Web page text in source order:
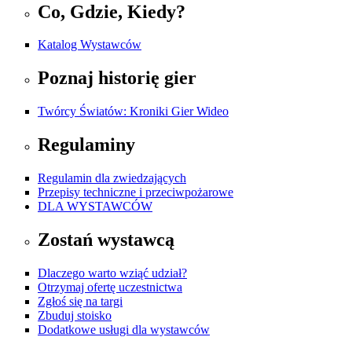
Co, Gdzie, Kiedy?
Katalog Wystawców
Poznaj historię gier
Twórcy Światów: Kroniki Gier Wideo
Regulaminy
Regulamin dla zwiedzających
Przepisy techniczne i przeciwpożarowe
DLA WYSTAWCÓW
Zostań wystawcą
Dlaczego warto wziąć udział?
Otrzymaj ofertę uczestnictwa
Zgłoś się na targi
Zbuduj stoisko
Dodatkowe usługi dla wystawców